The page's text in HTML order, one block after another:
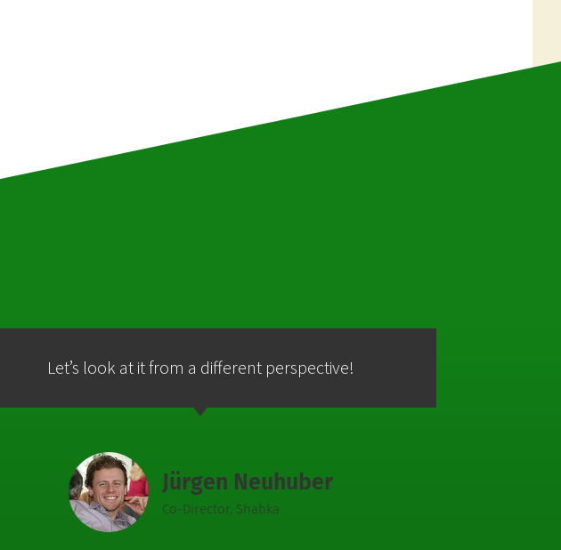
Let’s look at it from a different perspective!
Jürgen Neuhuber
Co-Director, Shabka